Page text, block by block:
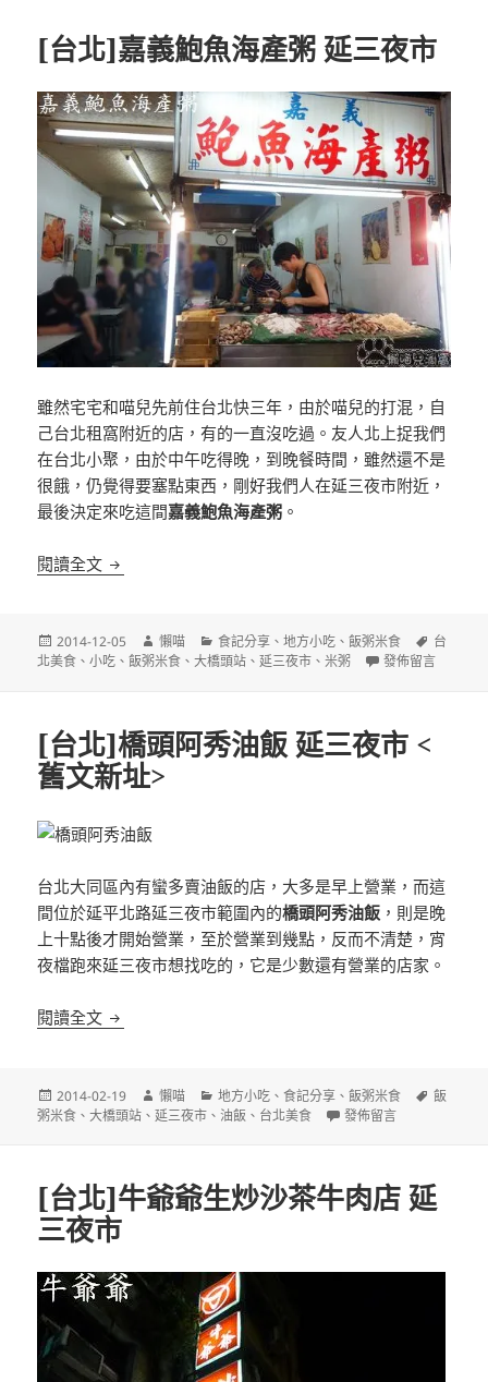
[台北]嘉義鮑魚海產粥 延三夜市
雖然宅宅和喵兒先前住台北快三年，由於喵兒的打混，自
己台北租窩附近的店，有的一直沒吃過。友人北上捉我們
在台北小聚，由於中午吃得晚，到晚餐時間，雖然還不是
很餓，仍覺得要塞點東西，剛好我們人在延三夜市附近，
最後決定來吃這間嘉義鮑魚海產粥 。
閱讀全文 [台北]嘉義鮑魚海產粥 延三夜市
發
佈
2014-12-05
作
者
懶喵
分
類
食記分享 、地方小吃 、飯粥米食
標
籤
台
北美食 、小吃 、飯粥米食 、大橋頭站 、延三夜市 、米粥 在〈[台北]嘉義鮑
發佈留言
[台北]橋頭阿秀油飯 延三夜市 <
舊文新址>
台北大同區內有蠻多賣油飯的店，大多是早上營業，而這
間位於延平北路延三夜市範圍內的橋頭阿秀油飯 ，則是晚
上十點後才開始營業，至於營業到幾點，反而不清楚，宵
夜檔跑來延三夜市想找吃的，它是少數還有營業的店家。
閱讀全文 [台北]橋頭阿秀油飯 延三夜市 <舊文新址>
發
佈
2014-02-19
作
者
懶喵
分
類
地方小吃 、食記分享 、飯粥米食
標
飯
粥米食 、大橋頭站 、延三夜市 、油飯 、 台北美食 在〈[台北]橋頭阿秀油
發佈留言
[台北]牛爺爺生炒沙茶牛肉店 延
三夜市